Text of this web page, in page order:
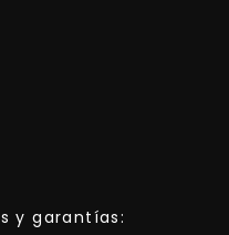
y garantías: